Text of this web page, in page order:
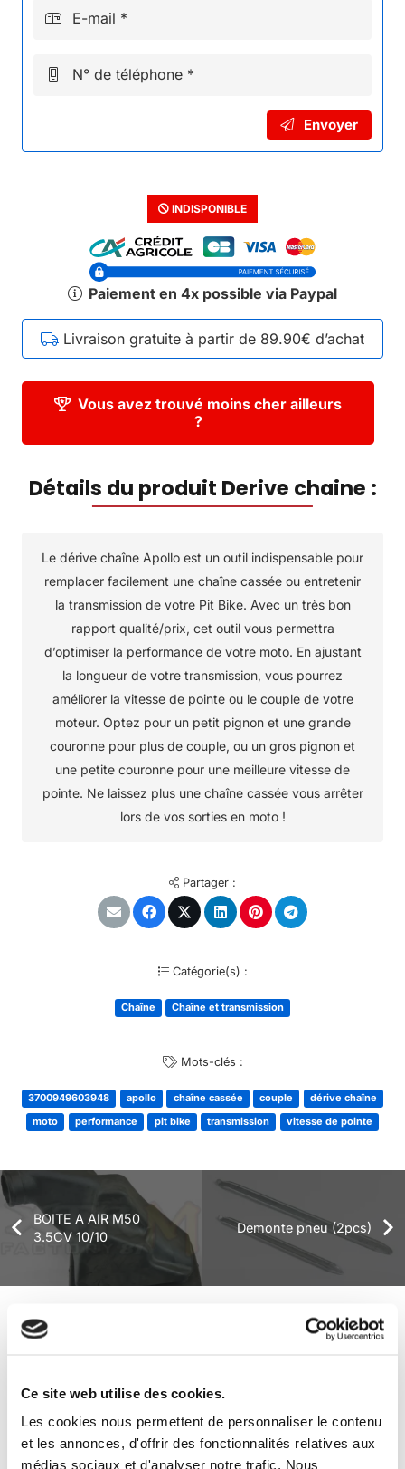
Ce site web utilise des cookies.
Les cookies nous permettent de personnaliser le contenu
et les annonces, d'offrir des fonctionnalités relatives aux
médias sociaux et d'analyser notre trafic. Nous
E-mail *
N° de téléphone *
Envoyer
INDISPONIBLE
Paiement en 4x possible via Paypal
Livraison gratuite à partir de 89.90€ d’achat
Vous avez trouvé moins cher ailleurs
?
Détails du produit Derive chaine :
Le dérive chaîne Apollo est un outil indispensable pour
remplacer facilement une chaîne cassée ou entretenir
la transmission de votre Pit Bike. Avec un très bon
rapport qualité/prix, cet outil vous permettra
d’optimiser la performance de votre moto. En ajustant
la longueur de votre transmission, vous pourrez
améliorer la vitesse de pointe ou le couple de votre
moteur. Optez pour un petit pignon et une grande
couronne pour plus de couple, ou un gros pignon et
une petite couronne pour une meilleure vitesse de
pointe. Ne laissez plus une chaîne cassée vous arrêter
lors de vos sorties en moto !
Partager :
Catégorie(s) :
Chaîne Chaîne et transmission
Mots-clés :
3700949603948 apollo chaîne cassée couple
dérive chaîne
moto
performance pit bike transmission vitesse de pointe
BOITE A AIR M50
3.5CV 10/10
Demonte pneu (2pcs)
Véhicules complets